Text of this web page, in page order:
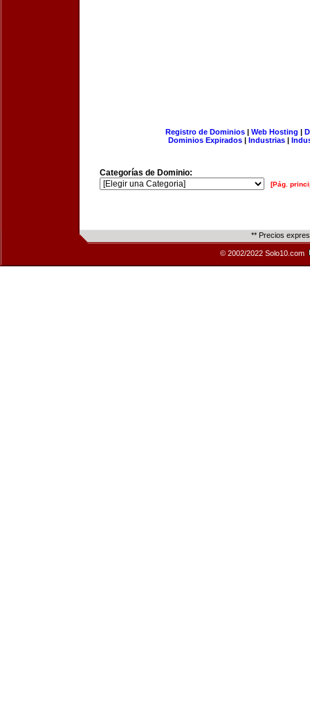
Registro de Dominios| Web Hosting |
Dominios Expirados | Industrias |
Categorías de Dominio:
[Pág.
** Precios
© 2002/2022 Solo10.com